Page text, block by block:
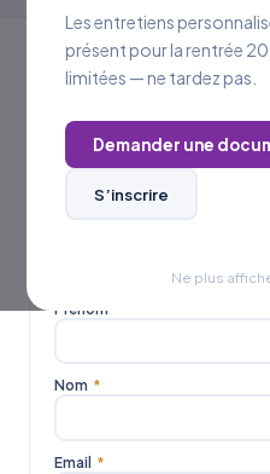
Les entretiens
présent pour la rentrée
limitées — ne tardez pas.
Demander une
S’inscrire
Ne plus
Postuler àune
VOS COORDONNÉES
Mlle
Prénom
Nom *
Email *